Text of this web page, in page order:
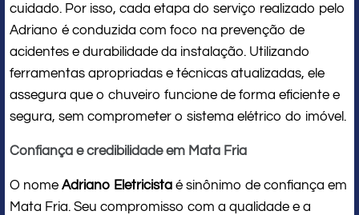
cuidado. Por isso, cada etapa do serviço realizado pelo
Adriano é conduzida com foco na prevenção de
acidentes e durabilidade da instalação. Utilizando
ferramentas apropriadas e técnicas atualizadas, ele
assegura que o chuveiro funcione de forma eficiente e
segura, sem comprometer o sistema elétrico do imóvel.
Confiança e credibilidade em Mata Fria
O nome Adriano Eletricista é sinônimo de confiança em
Mata Fria. Seu compromisso com a qualidade e a